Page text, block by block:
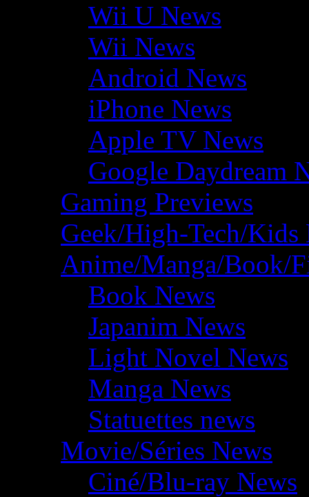
Wii U News
Wii News
Android News
iPhone News
Apple TV News
Google Daydream
Gaming Previews
Geek/High-Tech/Kids
Anime/Manga/Book/
Book News
Japanim News
Light Novel News
Manga News
Statuettes news
Movie/Séries News
Ciné/Blu-ray News